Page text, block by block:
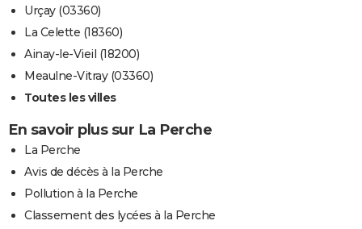
Urçay (03360)
La Celette (18360)
Ainay-le-Vieil (18200)
Meaulne-Vitray (03360)
Toutes les villes
En savoir plus sur La Perche
La Perche
Avis de décès à la Perche
Pollution à la Perche
Classement des lycées à la Perche